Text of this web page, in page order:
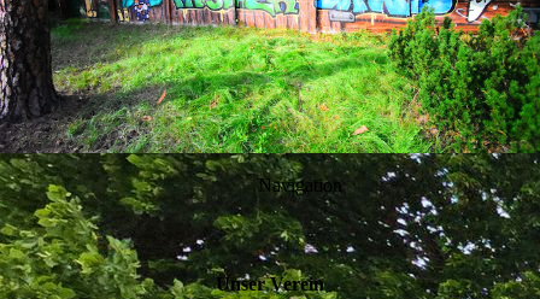
Navigation
Unser Verein